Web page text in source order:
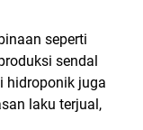
seperti
sendal
hidroponik juga
laku terjual,